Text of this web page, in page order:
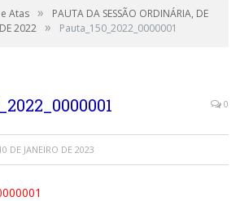
Atas »
PAUTA DA SESSÃO ORDINÁRIA, DE
2022 » Pauta_150_2022_0000001
0
DE JANEIRO DE 2023